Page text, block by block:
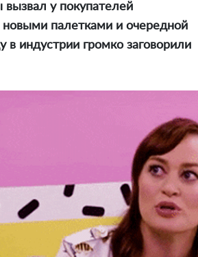
у покупателей
новыми палетками и очередной
индустрии громко заговорили